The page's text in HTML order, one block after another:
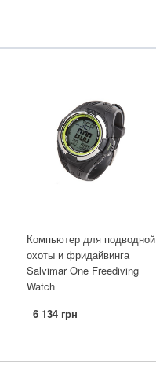
Компьютер для подводной
охоты и фридайвинга
Salvimar One Freediving
Watch
6 134 грн